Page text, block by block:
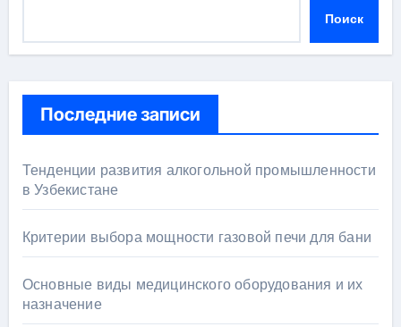
Поиск
Последние записи
Тенденции развития алкогольной промышленности
в Узбекистане
Критерии выбора мощности газовой печи для бани
Основные виды медицинского оборудования и их
назначение